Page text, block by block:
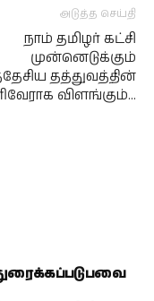
அடுத்த செய்தி
நாம் தமிழர் கட்சி
முன்னெடுக்கும்
தத்துவத்தின்
விளங்கும்…